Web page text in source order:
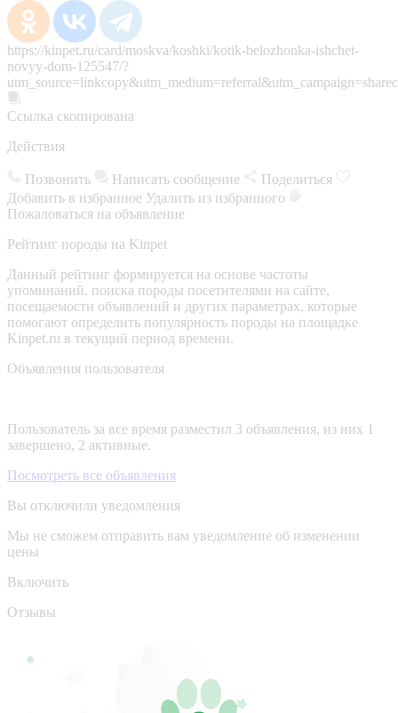
https://kinpet.ru/card/moskva/koshki/kotik-belozhonka-ishchet-
novyy-dom-125547/?
Ссылка скопирована
Действия
Позвонить Написать сообщение
Поделиться
Добавить в избранное Удалить из избранного
Пожаловаться на объявление
Рейтинг породы на Kinpet
Данный рейтинг формируется на основе частоты
упоминаний, поиска породы посетителями на сайте,
посещаемости объявлений и других параметрах, которые
помогают определить популярность породы на площадке
Kinpet.ru в текущий период времени.
Объявления пользователя
Пользователь за все время разместил 3 объявления, из них 1
завершено, 2 активные.
Посмотреть все объявления
Вы отключили уведомления
Мы не сможем отправить вам уведомление об изменении
цены
Включить
Отзывы